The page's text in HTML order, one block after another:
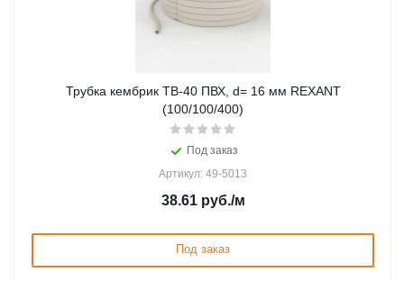
Трубка кембрик ТВ-40 ПВХ, d= 16 мм REXANT
(100/100/400)
Под заказ
Артикул: 49-5013
38.61руб./м
Под заказ